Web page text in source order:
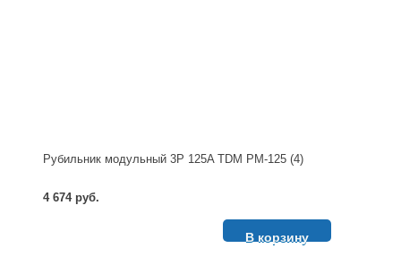
Рубильник модульный 3P 125A TDM РМ-125 (4)
4 674 руб.
В корзину